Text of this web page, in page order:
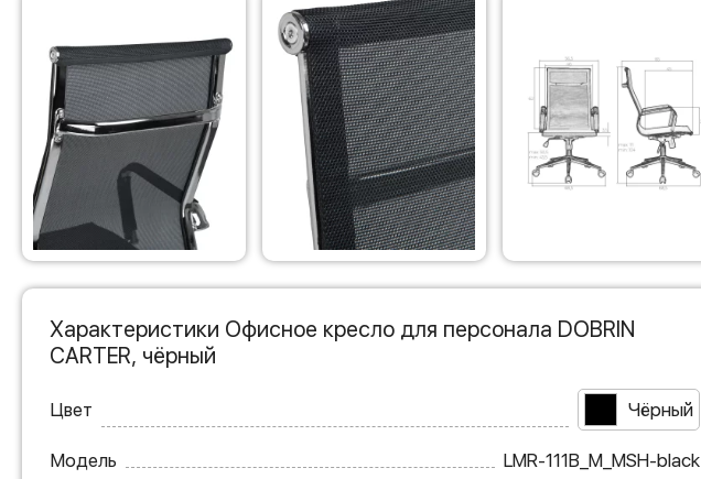
Характеристики Офисное кресло для персонала DOBRIN
CARTER, чёрный
Цвет Чёрный
Модель
LMR-111B_M_MSH-black